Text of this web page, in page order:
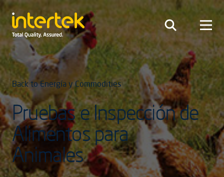
Back to Energía y Commodities
Pruebas e Inspección de
Alimentos para
Animales